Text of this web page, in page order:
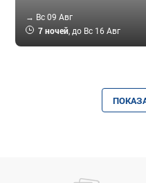
→ Вс 09 Авг
7 ночей, до Вс 16 Авг